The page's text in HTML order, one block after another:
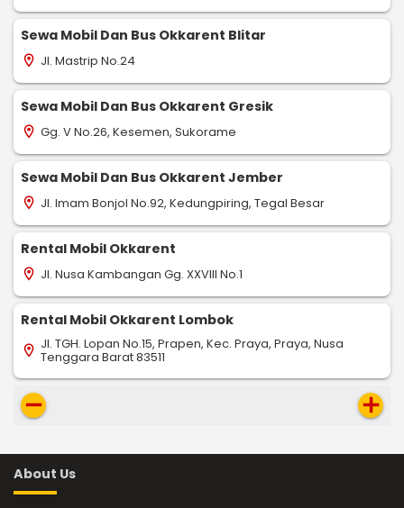
Sewa Mobil Dan Bus Okkarent Blitar
location_on Jl. Mastrip No.24
Sewa Mobil Dan Bus Okkarent Gresik
location_on Gg. V No.26, Kesemen, Sukorame
Sewa Mobil Dan Bus Okkarent Jember
location_on Jl. Imam Bonjol No.92, Kedungpiring, Tegal Besar
Rental Mobil Okkarent
location_on Jl. Nusa Kambangan Gg. XXVIII No.1
Rental Mobil Okkarent Lombok
location_on Jl. TGH. Lopan No.15, Prapen, Kec. Praya, Praya, Nusa
Tenggara Barat 83511
remove add
About Us